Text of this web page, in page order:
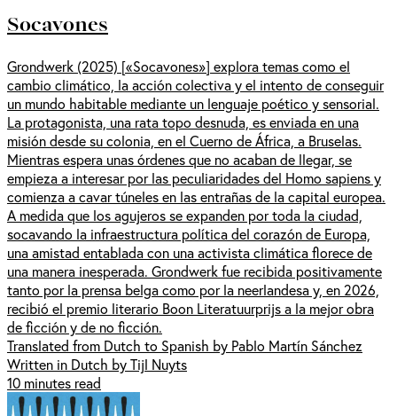
Socavones
Grondwerk (2025) [«Socavones»] explora temas como el
cambio climático, la acción colectiva y el intento de conseguir
un mundo habitable mediante un lenguaje poético y sensorial.
La protagonista, una rata topo desnuda, es enviada en una
misión desde su colonia, en el Cuerno de África, a Bruselas.
Mientras espera unas órdenes que no acaban de llegar, se
empieza a interesar por las peculiaridades del Homo sapiens y
comienza a cavar túneles en las entrañas de la capital europea.
A medida que los agujeros se expanden por toda la ciudad,
socavando la infraestructura política del corazón de Europa,
una amistad entablada con una activista climática florece de
una manera inesperada. Grondwerk fue recibida positivamente
tanto por la prensa belga como por la neerlandesa y, en 2026,
recibió el premio literario Boon Literatuurprijs a la mejor obra
de ficción y de no ficción.
Translated from Dutch to Spanish by Pablo Martín Sánchez
Written in Dutch by Tijl Nuyts
10 minutes read